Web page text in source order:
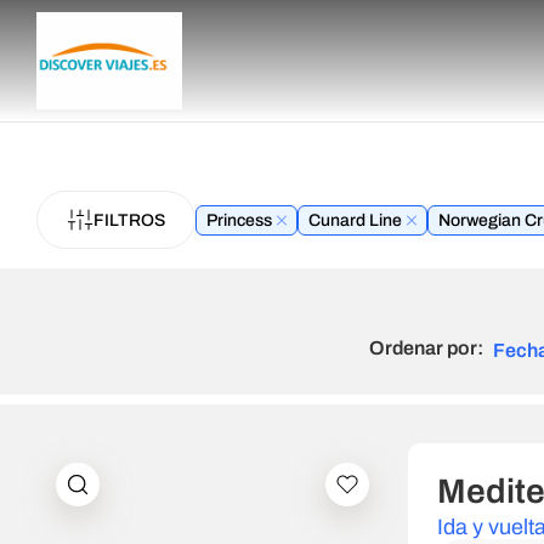
FILTROS Princess Cunard Line Norwegian
Ordenar por:
Ida y